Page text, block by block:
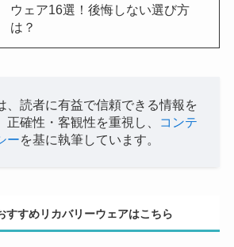
ウェア16選！後悔しない選び方
は？
、読者に有益で信頼できる情報を
正確性・客観性を重視し、
コンテ
ーを基に執筆しています。
すすめリカバリーウェアはこちら